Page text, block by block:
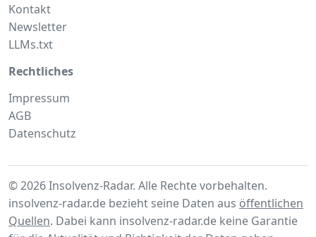
Kontakt
Newsletter
LLMs.txt
Rechtliches
Impressum
AGB
Datenschutz
© 2026 Insolvenz-Radar. Alle Rechte vorbehalten.
insolvenz-radar.de bezieht seine Daten aus öffentlichen
Quellen. Dabei kann insolvenz-radar.de keine Garantie